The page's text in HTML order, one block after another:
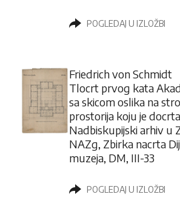
POGLEDAJ U IZLOŽBI
Friedrich von Schmidt
Tlocrt prvog kata
sa skicom oslika na
prostorija koju je
Nadbiskupijski arhiv u
NAZg, Zbirka nacrta
muzeja, DM, III-33
POGLEDAJ U IZLOŽBI